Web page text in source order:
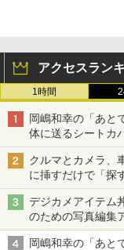
アクセスラン
1時間
岡嶋和幸の「あと
体に送るシートカ
クルマとカメラ、
に挿すだけで「探
デジカメアイテム
のための写真編集
る「Filmator」
岡嶋和幸の「あと